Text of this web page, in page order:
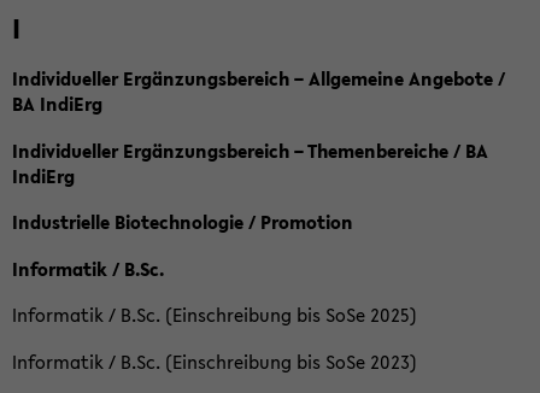
I
Individueller Ergänzungsbereich – Allgemeine Angebote /
BA IndiErg
Individueller Ergänzungsbereich – Themenbereiche / BA
IndiErg
Industrielle Biotechnologie / Promotion
Informatik / B.Sc.
Informatik / B.Sc. (Einschreibung bis SoSe 2025)
Informatik / B.Sc. (Einschreibung bis SoSe 2023)